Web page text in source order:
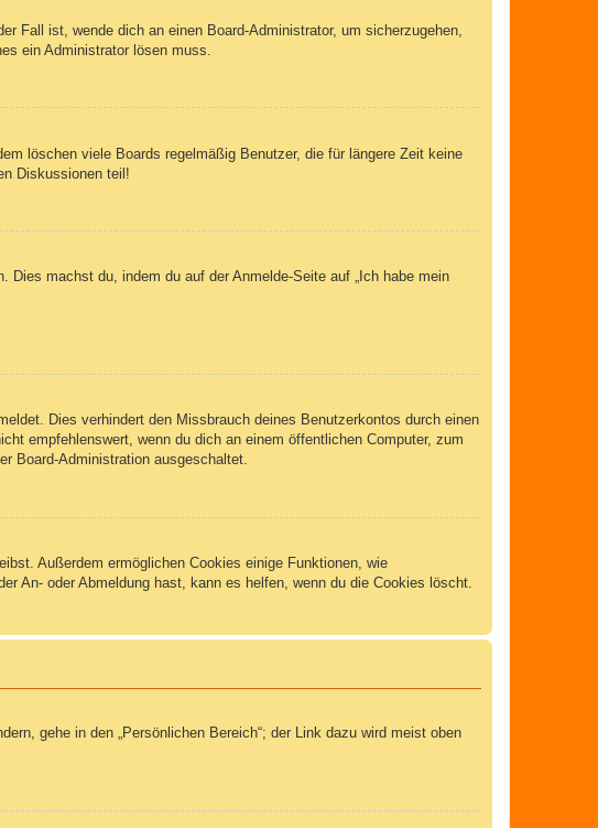
Fall ist, wende dich an einen Board-Administrator, um sicherzugehen,
ein Administrator lösen muss.
löschen viele Boards regelmäßig Benutzer, die für längere Zeit keine
Diskussionen teil!
machst du, indem du auf der Anmelde-Seite auf „Ich habe mein
Dies verhindert den Missbrauch deines Benutzerkontos durch einen
empfehlenswert, wenn du dich an einem öffentlichen Computer, zum
Board-Administration ausgeschaltet.
Außerdem ermöglichen Cookies einige Funktionen, wie
An- oder Abmeldung hast, kann es helfen, wenn du die Cookies löscht.
gehe in den „Persönlichen Bereich“; der Link dazu wird meist oben